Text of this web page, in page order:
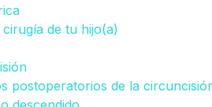
cirugía de tu hijo(a)
postoperatorios de la